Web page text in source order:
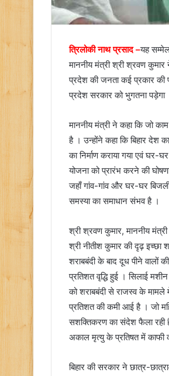
त्रिलोकी नाथ प्रसाद –यह
माननीय मंत्री श्री श्रवण
प्रदेश की जनता कई प्रकार की
प्रदेश सरकार को भुगतना पड़ेगा
माननीय मंत्री ने कहा कि जो
है । उन्होंने कहा कि बिहार देश
का निर्माण कराया गया एवं घर-
योजना को प्रारंभ करने की
जहाँ गांव-गांव और घर-घर
समस्या का समाधान संभव है ।
श्री श्रवण कुमार, माननीय
श्री नीतीश कुमार की दृढ़
शराबबंदी के बाद दूध पीने वालों
प्रतिशत वृद्धि हुई । सिलाई
को शराबबंदी से राजस्व के
प्रतिशत की कमी आई है । जो
सशक्तिकरण का संदेश फैला रही
अकाल मृत्यु के प्रतिषत में काफी
बिहार की सरकार ने छात्र-